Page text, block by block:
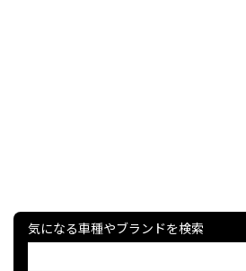
気になる車種やブランドを検索